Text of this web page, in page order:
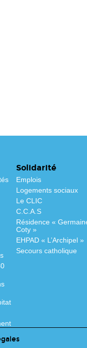
Solidarité
Emplois
Logements sociaux
Le CLIC
C.C.A.S
Résidence «
Coty »
EHPAD « L’Archipel »
Secours catholique